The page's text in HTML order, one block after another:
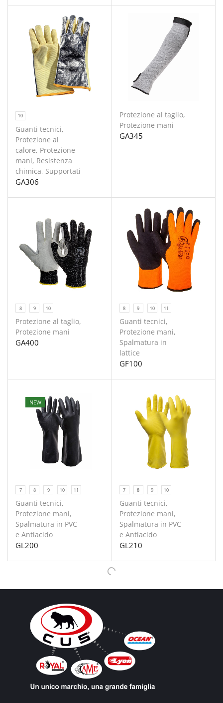
10
Guanti tecnici,
Protezione al
calore, Protezione
mani, Resistenza
chimica, Supportati
GA306
Protezione al taglio,
Protezione mani
GA345
8 9 10
Protezione al taglio,
Protezione mani
GA400
8 9 10 11
Guanti tecnici,
Protezione mani,
Spalmatura in
lattice
GF100
NEW
7 8 9 10 11
Guanti tecnici,
Protezione mani,
Spalmatura in PVC
e Antiacido
GL200
7 8 9 10
Guanti tecnici,
Protezione mani,
Spalmatura in PVC
e Antiacido
GL210